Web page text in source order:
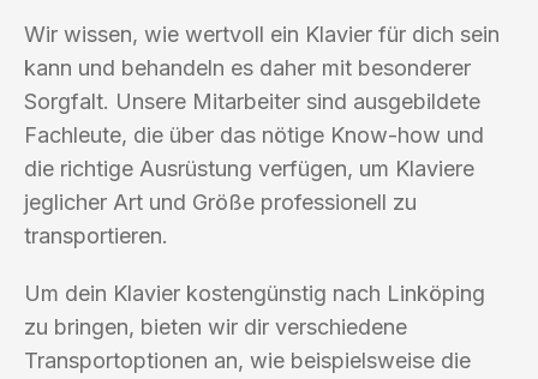
Wir wissen, wie wertvoll ein Klavier für dich sein
kann und behandeln es daher mit besonderer
Sorgfalt. Unsere Mitarbeiter sind ausgebildete
Fachleute, die über das nötige Know-how und
die richtige Ausrüstung verfügen, um Klaviere
jeglicher Art und Größe professionell zu
transportieren.
Um dein Klavier kostengünstig nach Linköping
zu bringen, bieten wir dir verschiedene
Transportoptionen an, wie beispielsweise die